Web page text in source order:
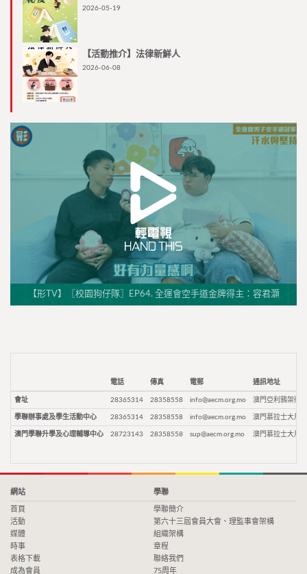
2026-05-19
【活動推介】法律新鮮人
2026-06-08
【形TV】〖校園狗仔隊〗EP64. 全運會空手道金牌得主：容君灝
電話 傳真 電郵 通訊地址
會址 28365314 28358558 info@aecm.org.mo 澳門亞利鴉架街9
學聯辦事處及學生活動中心 28365314 28358558 info@aecm.org.mo 澳門慕拉士大馬
澳門學聯升學及心理輔導中心 28723143 28358558 sup@aecm.org.mo 澳門慕拉士大馬
網站
首頁
活動
媒體
時事
表格下載
成為會員
學聯
學聯簡介
第六十三屆會員大會、理監事會架構
組織架構
章程
聯絡我們
75周年